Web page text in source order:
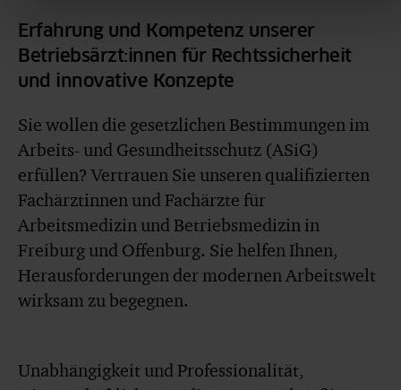
Erfahrung und Kompetenz unserer
Betriebsärzt:innen für Rechtssicherheit
und innovative Konzepte
Sie wollen die gesetzlichen Bestimmungen im
Arbeits- und Gesundheitsschutz (ASiG)
erfüllen? Vertrauen Sie unseren qualifizierten
Fachärztinnen und Fachärzte für
Arbeitsmedizin und Betriebsmedizin in
Freiburg und Offenburg. Sie helfen Ihnen,
Herausforderungen der modernen Arbeitswelt
wirksam zu begegnen.
Unabhängigkeit und Professionalität,